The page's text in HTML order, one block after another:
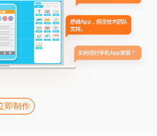
即制作